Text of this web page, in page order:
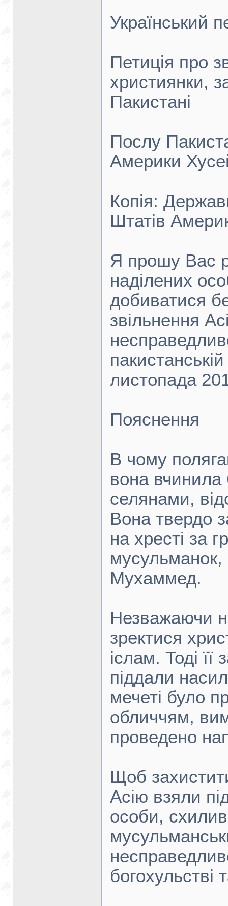
Український
Петиція про
християнки,
Пакистані
Послу
Америки
Копія:
Штатів
Я прошу Вас
наділених
добиватися
звільнення
листопада
Пояснення
В чому
вона вчинила
селянами,
Вона твердо
на хресті за
Мухаммед.
Незважаючи
зректися
іслам. Тоді
піддали
мечеті було
обличчям,
проведено
Щоб
Асію взяли
особи,
богохульстві